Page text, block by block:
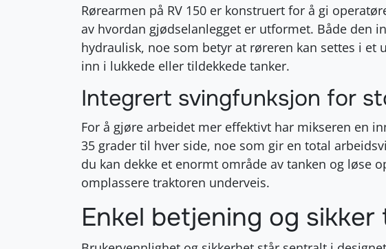
Rørearmen på RV 150 er konstruert for å gi
av hvordan gjødselanlegget er utformet. Både den
hydraulisk, noe som betyr at røreren kan settes i
inn i lukkede eller tildekkede tanker.
Integrert svingfunksjon for
For å gjøre arbeidet mer effektivt har mikseren en
35 grader til hver side, noe som gir en total
du kan dekke et enormt område av tanken og løse
omplassere traktoren underveis.
Enkel betjening og